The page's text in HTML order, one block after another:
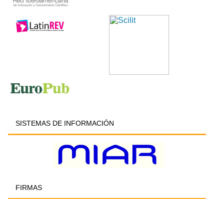
SISTEMAS DE INFORMACIÓN
FIRMAS